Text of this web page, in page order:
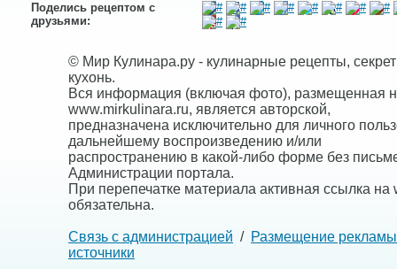
Поделись рецептом с
друзьями:
© Мир Кулинара.ру - кулинарные рецепты,
кухонь.
Вся информация (включая фото), размещенная
www.mirkulinara.ru, является авторской,
предназначена исключительно для личного
дальнейшему воспроизведению и/или
распространению в какой-либо форме без
Администрации портала.
При перепечатке материала активная ссылка на
обязательна.
Связь с администрацией / Размещение рекламы
источники